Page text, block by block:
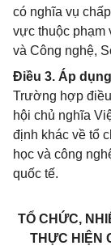
có nghĩa vụ
vực thuộc phạm
và Công nghệ,
Điều 3. Áp
Trường hợp
hội chủ nghĩa
định khác về tổ
học và công
quốc tế.
TỔ CHỨC,
THỰC HIỆN